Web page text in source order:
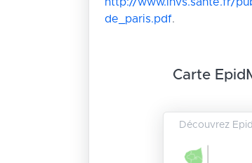
de_paris.pdf.
Carte
Découvrez